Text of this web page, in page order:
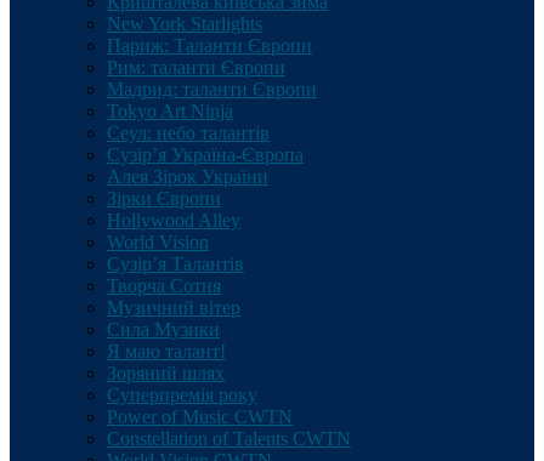
New York Starlights
Париж: Таланти Європи
Рим: таланти Європи
Мадрид: таланти Європи
Tokyo Art Ninja
Сеул: небо талантів
Сузір’я Україна-Європа
Алея Зірок України
Зірки Європи
Hollywood Alley
World Vision
Сузір’я Талантів
Творча Сотня
Музичний вітер
Сила Музики
Я маю талант!
Зоряний шлях
Суперпремія року
Power of Music CWTN
Constellation of Talents CWTN